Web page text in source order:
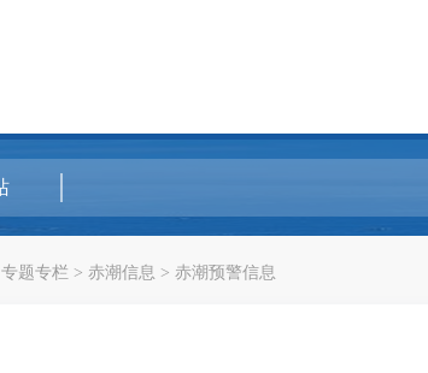
专题专栏 > 赤潮信息 > 赤潮预警信息